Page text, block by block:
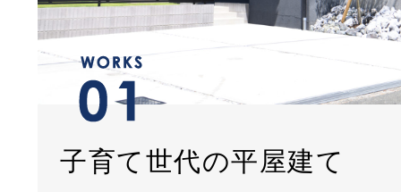
子育て世代の平屋建て